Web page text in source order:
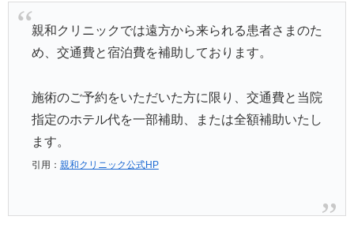
親和クリニックでは遠方から来られる患者さまのた
め、交通費と宿泊費を補助しております。
施術のご予約をいただいた方に限り、交通費と当院
指定のホテル代を一部補助、または全額補助いたし
ます。
引用： 親和クリニック公式HP